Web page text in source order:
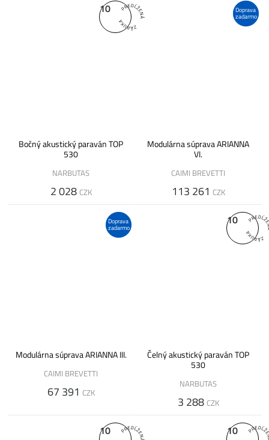
10
Bočný akustický paraván TOP
530
NARBUTAS
2 028 CZK
Doprava
zadarmo
Modulárna súprava ARIANNA
VI.
CAIMI BREVETTI
113 261 CZK
Doprava
zadarmo
Modulárna súprava ARIANNA III.
CAIMI BREVETTI
67 391 CZK
10
Čelný akustický paraván TOP
530
NARBUTAS
3 288 CZK
10 10